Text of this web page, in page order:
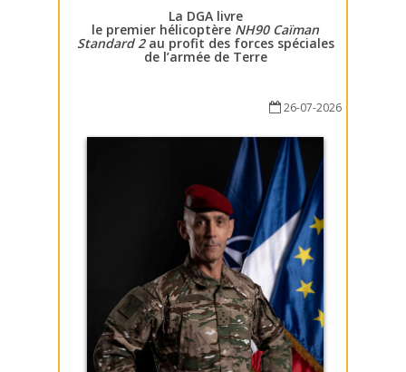
La DGA livre
le premier hélicoptère NH90 Caïman
Standard 2au profit des forces spéciales
de l’armée de Terre
26-07-2026